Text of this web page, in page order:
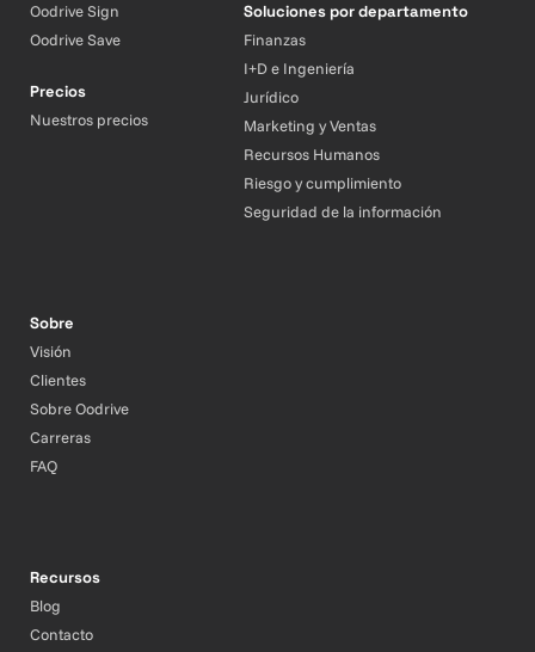
Oodrive Sign
Oodrive Save
Precios
Nuestros precios
Soluciones por departamento
Finanzas
I+D e Ingeniería
Jurídico
Marketing y Ventas
Recursos Humanos
Riesgo y cumplimiento
Seguridad de la información
Sobre
Visión
Clientes
Sobre Oodrive
Carreras
FAQ
Recursos
Blog
Contacto